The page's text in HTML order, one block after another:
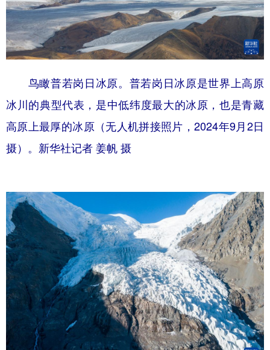
鸟瞰普若岗日冰原。普若岗日冰原是世界上高原
冰川的典型代表，是中低纬度最大的冰原，也是青藏
高原上最厚的冰原（无人机拼接照片，2024年9月2日
摄）。新华社记者 姜帆 摄